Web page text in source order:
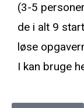
(3-5
de i alt 9
løse
I kan bruge